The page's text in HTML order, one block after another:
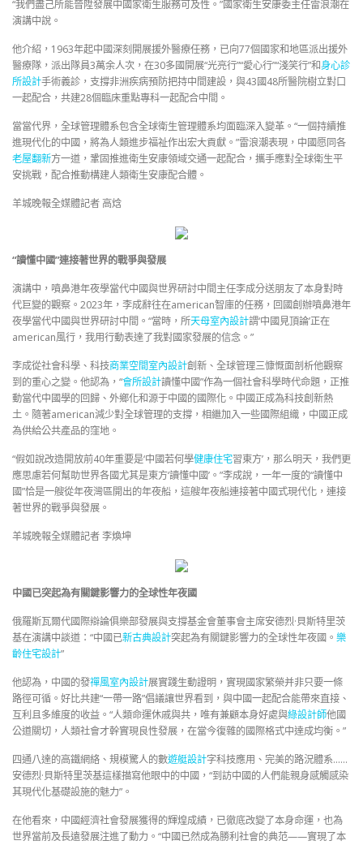
“我們盡己所能晉陞發展中國家衛生服務可及性。”國家衛生安康委主任雷浪潮在
演講中說。
他介紹，1963年起中國深刻開展援外醫療任務，已向77個國家和地區派出援外
醫療隊，派出隊員3萬余人次，在30多國開展“光亮行”“愛心行”“淺笑行”和身心診
所設計手術義診，支撐非洲疾病預防把持中間建設，與43國48所醫院樹立對口
一起配合，共建28個臨床重點專科一起配合中間。
當當代界，全球管理體系包含全球衛生管理體系均面臨深入變革。“一個持續推
進現代化的中國，將為人類進步福祉作出宏大貢獻。”雷浪潮表現，中國愿同各
老屋翻新方一道，鞏固推進衛生安康領域交通一起配合，攜手應對全球衛生平
安挑戰，配合推動構建人類衛生安康配合體。
羊城晚報全媒體記者 高焓
“讀懂中國”連接著世界的戰爭與發展
演講中，噴鼻港年夜學當代中國與世界研討中間主任李成分送朋友了本身對時
代巨變的觀察。2023年，李成辭往在american智庫的任務，回國創辦噴鼻港年
夜學當代中國與世界研討中間。“當時，所天母室內設計謂‘中國見頂論’正在
american風行，我用行動表達了我對國家發展的信念。”
李成從社會科學、科技商業空間室內設計創新、全球管理三慷慨面剖析他觀察
到的重心之變。他認為，“會所設計讀懂中國”作為一個社會科學時代命題，正推
動當代中國學的回歸、外鄉化和源于中國的國際化。中國正成為科技創新熱
土。隨著american減少對全球管理的支撐，相繼加入一些國際組織，中國正成
為供給公共產品的窪地。
“假如說改造開放前40年重要是‘中國若何學健康住宅習東方’，那么明天，我們更
應思慮若何幫助世界各國尤其是東方‘讀懂中國’。”李成說，一年一度的“讀懂中
國”恰是一艘從年夜灣區開出的年夜船，這艘年夜船連接著中國式現代化，連接
著世界的戰爭與發展。
羊城晚報全媒體記者 李煥坤
中國已突起為有關鍵影響力的全球性年夜國
俄羅斯瓦爾代國際辯論俱樂部發展與支撐基金會董事會主席安德烈·貝斯特里茨
基在演講中談道：“中國已新古典設計突起為有關鍵影響力的全球性年夜國。 樂
齡住宅設計”
他認為，中國的發禪風室內設計展實踐生動證明，實現國家繁榮并非只要一條
路徑可循。好比共建“一帶一路”倡議讓世界看到，與中國一起配合能帶來直接、
互利且多維度的收益。“人類命運休戚與共，唯有兼顧本身好處與綠設計師他國
公道關切，人類社會才幹實現良性發展，在當今復雜的國際格式中達成均衡。”
四通八達的高鐵網絡、規模驚人的數遊艇設計字科技應用、完美的路況體系……
安德烈·貝斯特里茨基這樣描寫他眼中的中國，“到訪中國的人們能親身感觸感染
其現代化基礎設施的魅力”。
在他看來，中國經濟社會發展獲得的輝煌成績，已徹底改變了本身命運，也為
世界當前及長遠發展注進了動力。“中國已然成為勝利社會的典范——實現了本